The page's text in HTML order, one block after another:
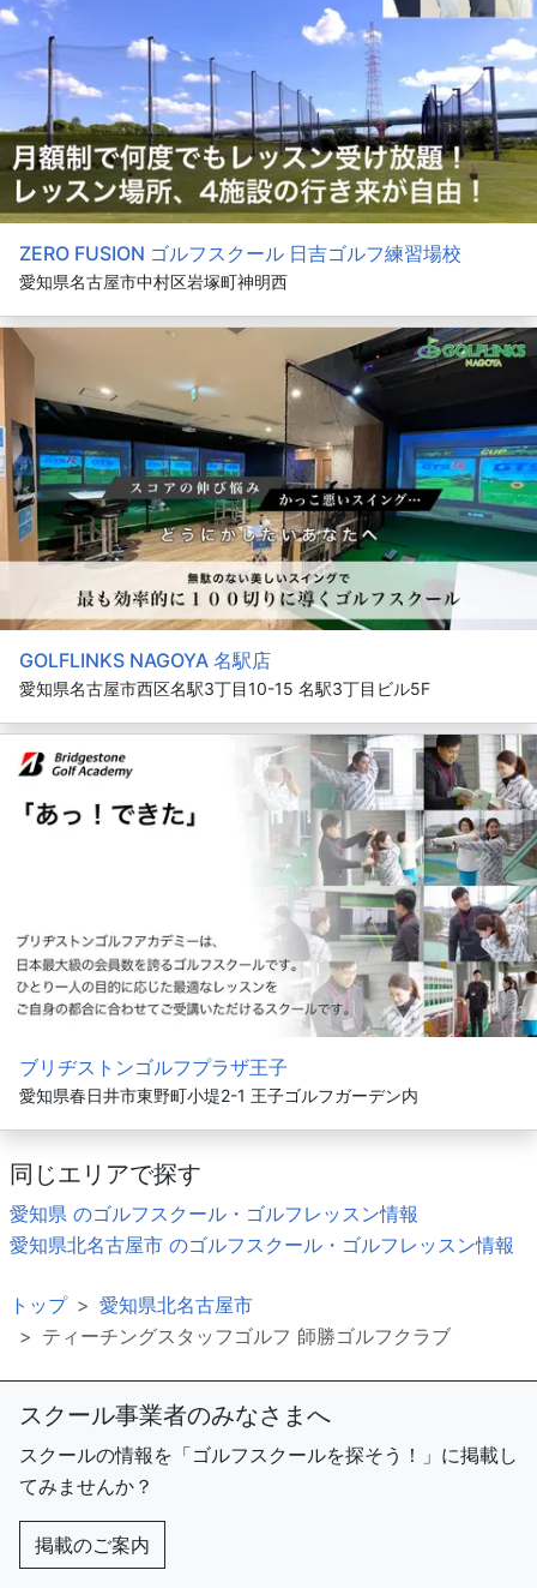
ZERO FUSION ゴルフスクール 日吉ゴルフ練習場校
愛知県名古屋市中村区岩塚町神明西
GOLFLINKS NAGOYA 名駅店
愛知県名古屋市西区名駅3丁目10-15 名駅3丁目ビル5F
ブリヂストンゴルフプラザ王子
愛知県春日井市東野町小堤2-1 王子ゴルフガーデン内
同じエリアで探す
愛知県 のゴルフスクール・ゴルフレッスン情報
愛知県北名古屋市 のゴルフスクール・ゴルフレッスン情報
トップ
愛知県北名古屋市
ティーチングスタッフゴルフ 師勝ゴルフクラブ
スクール事業者のみなさまへ
スクールの情報を「ゴルフスクールを探そう！」に掲載し
てみませんか？
掲載のご案内